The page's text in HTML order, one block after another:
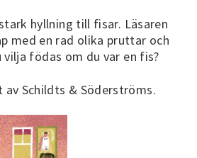
hyllning till fisar. Läsaren
med en rad olika pruttar och
födas om du var en fis?
av Schildts & Söderströms.